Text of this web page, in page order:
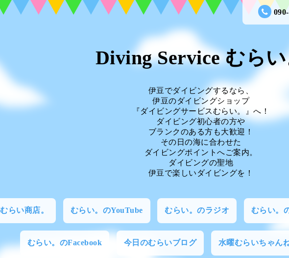
Diving Service むらい
伊豆でダイビングするなら、
伊豆のダイビングショップ
『ダイビングサービスむらい。』へ！
ダイビング初心者の方や
ブランクのある方も大歓迎！
その日の海に合わせた
ダイビングポイントへご案内。
ダイビングの聖地
伊豆で楽しいダイビングを！
むらい商店。 むらい。のYouTube むらい。のラジオ むらい。
むらい。のFacebook 今日のむらいブログ 水曜むらいちゃん